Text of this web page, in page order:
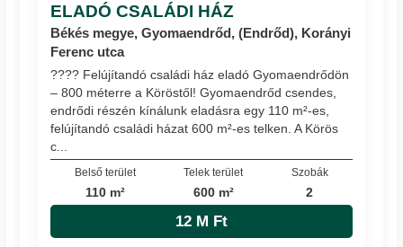
ELADÓ CSALÁDI HÁZ
Békés megye, Gyomaendrőd, (Endrőd), Korányi
Ferenc utca
???? Felújítandó családi ház eladó Gyomaendrődön
– 800 méterre a Köröstől! Gyomaendrőd csendes,
endrődi részén kínálunk eladásra egy 110 m²-es,
felújítandó családi házat 600 m²-es telken. A Körös
c...
Belső terület
110 m²
Telek terület
600 m²
Szobák
2
12 M Ft